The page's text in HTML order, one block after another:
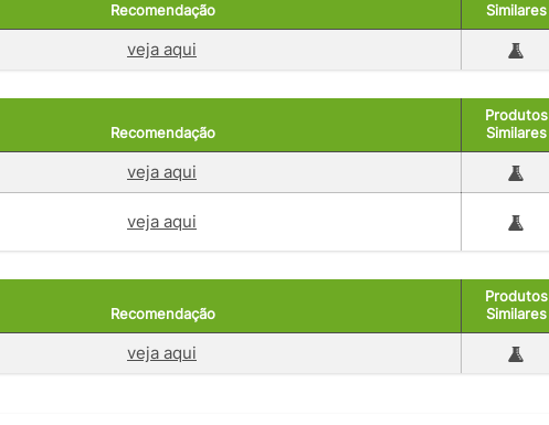
Recomendação
Similares
veja aqui
Recomendação
Produtos
Similares
veja aqui
veja aqui
Recomendação
Produtos
Similares
veja aqui